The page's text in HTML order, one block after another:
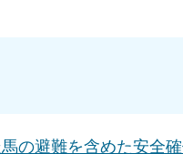
の避難を含めた安全